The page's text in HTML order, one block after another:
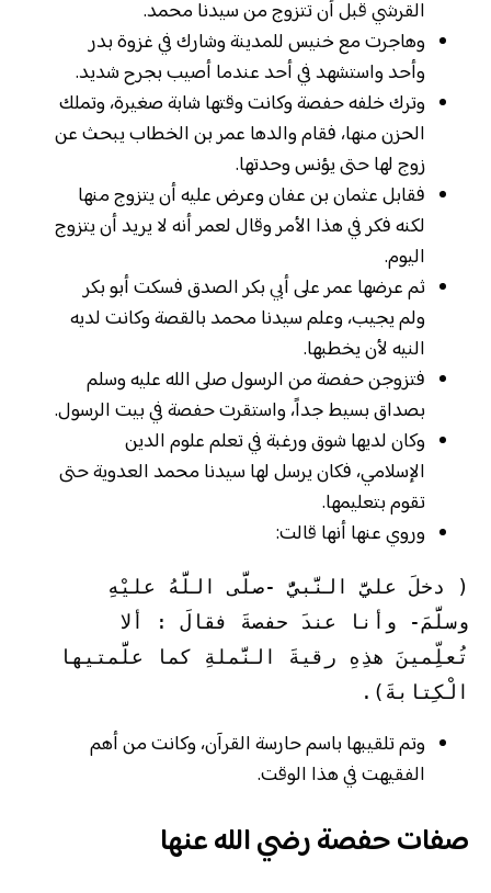
القرشي قبل أن تتزوج من سيدنا محمد.
وهاجرت مع خنيس للمدينة وشارك في غزوة بدر
وأحد واستشهد في أحد عندما أصيب بجرح شديد.
وترك خلفه حفصة وكانت وقتها شابة صغيرة، وتملك
الحزن منها، فقام والدها عمر بن الخطاب يبحث عن
زوج لها حتى يؤنس وحدتها.
فقابل عثمان بن عفان وعرض عليه أن يتزوج منها
لكنه فكر في هذا الأمر وقال لعمر أنه لا يريد أن يتزوج
اليوم.
ثم عرضها عمر على أبي بكر الصدق فسكت أبو بكر
ولم يجيب، وعلم سيدنا محمد بالقصة وكانت لديه
النيه لأن يخطبها.
فتزوجن حفصة من الرسول صلى الله عليه وسلم
بصداق بسيط جداً، واستقرت حفصة في بيت الرسول.
وكان لديها شوق ورغبة في تعلم علوم الدين
الإسلامي، فكان يرسل لها سيدنا محمد العدوية حتى
تقوم بتعليمها.
وروي عنها أنها قالت:
الْكِتابةَ).
وتم تلقيبها باسم حارسة القرآن، وكانت من أهم
الفقيهت في هذا الوقت.
صفات حفصة رضي الله عنها